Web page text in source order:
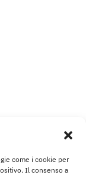
come i cookie per
Il consenso a